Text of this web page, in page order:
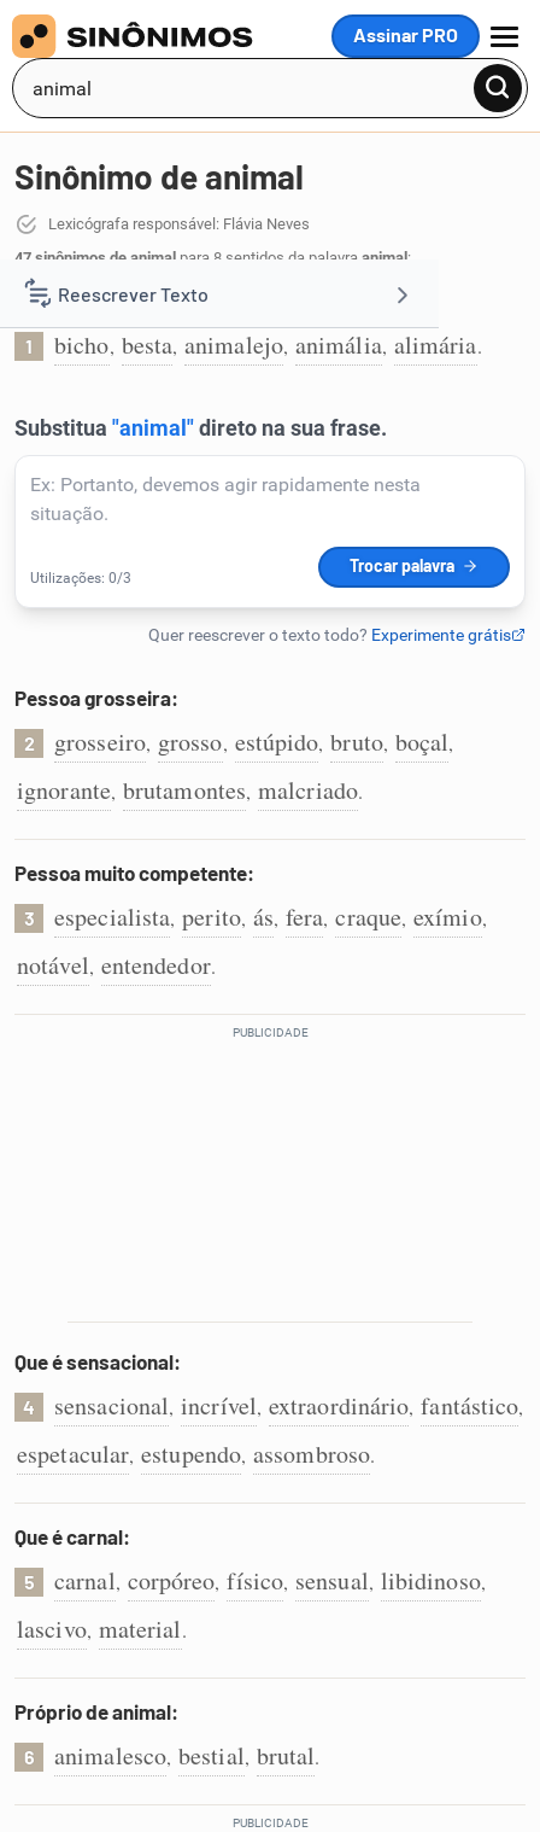
Assinar PRO
MENU
Reescrever Texto
Resumir Texto
Corrigir Texto
Detector de IA
Humanizador de IA
Cata-letras
Conexões
Caça-palavras
Dicionário
Sinônimo de animal
Lexicógrafa responsável: Flávia Neves
47 sinônimos de animal para 8 sentidos da palavra animal:
Bicho irracional:
1 bicho, besta, animalejo, animália, alimária.
Pessoa grosseira:
2 grosseiro, grosso, estúpido, bruto, boçal,
ignorante, brutamontes, malcriado.
Pessoa muito competente:
3 especialista, perito, ás, fera, craque, exímio,
notável, entendedor.
Que é sensacional:
4 sensacional, incrível, extraordinário, fantástico,
espetacular, estupendo, assombroso.
Que é carnal:
5 carnal, corpóreo, físico, sensual, libidinoso,
lascivo, material.
Próprio de animal:
6 animalesco, bestial, brutal.